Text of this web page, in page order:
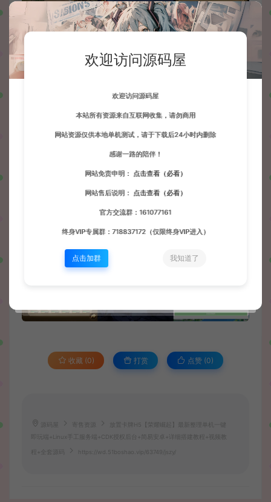
收藏 (0) 打赏 点赞 (0)
寄售资源
放置卡牌H5【荣耀崛起】最新整理单机一键
即玩端+Linux手工服务端+CDK授权后台+简易安卓+详细搭建教程+视频教
程+全套源码 https://wd.51boshao.vip/63749/jszy/
欢迎访问源码屋
欢迎访问源码屋
本站所有资源来自互联网收集，请勿商用
网站资源仅供本地单机测试，请于下载后24小时内删除
感谢一路的陪伴！
网站免责申明： 点击查看（必看）
网站售后说明： 点击查看（必看）
官方交流群：161077161
终身VIP专属群：718837172（仅限终身VIP进入）
点击加群 我知道了